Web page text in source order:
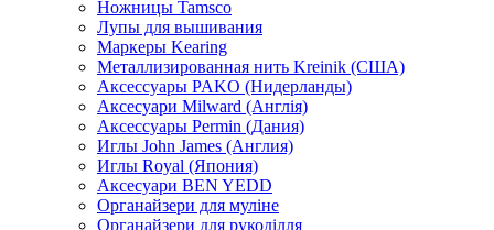
Ножницы Tamsco
Лупы для вышивания
Маркеры Kearing
Металлизированная нить Kreinik (США)
Аксессуары PAKO (Нидерланды)
Аксесуари Milward (Англія)
Аксессуары Permin (Дания)
Иглы John James (Англия)
Иглы Royal (Япония)
Аксесуари BEN YEDD
Органайзери для муліне
Органайзери для рукоділля